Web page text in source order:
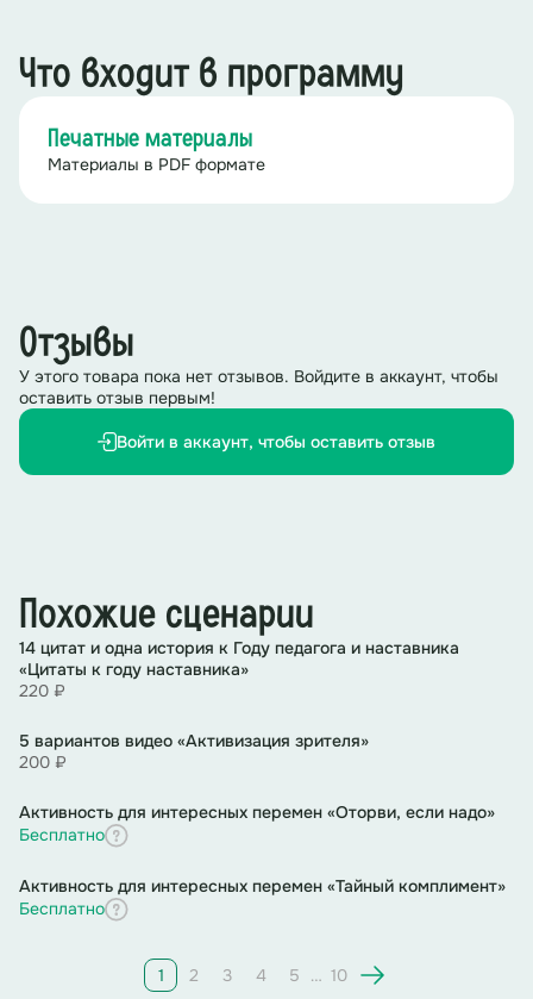
Что входит в программу
Печатные материалы
Материалы в PDF формате
Отзывы
У этого товара пока нет отзывов. Войдите в аккаунт, чтобы
оставить отзыв первым!
Войти в аккаунт, чтобы оставить отзыв
Похожие сценарии
14 цитат и одна история к Году педагога и наставника
«Цитаты к году наставника»
220 ₽
5 вариантов видео «Активизация зрителя»
200 ₽
Активность для интересных перемен «Оторви, если надо»
Бесплатно
Активность для интересных перемен «Тайный комплимент»
Бесплатно
1 2 3 4 5 … 10